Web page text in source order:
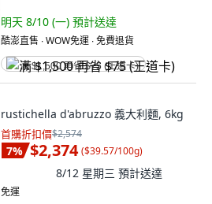
明天 8/10 (一) 預計送達
酷澎直售 ∙ WOW免運 ∙ 免費退貨
满 $1,500 再省 $75 (王道卡)
rustichella d'abruzzo 義大利麵, 6kg
首購折扣價$2,574
7% $2,374 ($39.57/100g)
8/12 星期三 預計送達
免運